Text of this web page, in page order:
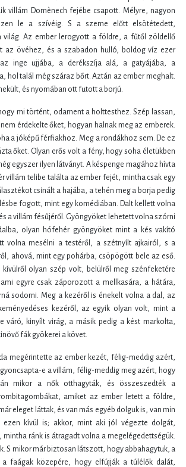
villám Domènech fejébe csapott. Mélyre, nagyon
le a szívéig. S a szeme előtt elsötétedett,
világ. Az ember lerogyott a földre, a fűtől zöldellő
az övéhez, és a szabadon hulló, boldog víz ezer
inge ujjába, a derékszíja alá, a gatyájába, a
hol talál még száraz bőrt. Aztán az ember meghalt.
és nyomában ott futott a borjú.
mi történt, odament a holttesthez. Szép lassan,
érdekelte őket, hogyan halnak meg az emberek.
a jóképű férfiakhoz. Meg a rondákhoz sem. De ez
őket. Olyan erős volt a fény, hogy soha életükben
egyszer ilyen látványt. A késpenge magához hívta
villám telibe találta az ember fejét, mintha csak egy
csinált a hajába, a tehén meg a borja pedig
fogott, mint egy komédiában. Dalt kellett volna
a villám fésűjéről. Gyöngyöket lehetett volna szórni
olyan hófehér gyöngyöket mint a kés vakító
volna mesélni a testéről, a szétnyílt ajkairól, s a
ahová, mint egy pohárba, csöpögött bele az eső.
olyan szép volt, belülről meg szénfeketére
egyre csak záporozott a mellkasára, a hátára,
sodorni. Meg a kezéről is énekelt volna a dal, az
kezéről, az egyik olyan volt, mint a
váró, kinyílt virág, a másik pedig a kést markolta,
fák gyökerei a követ.
megérintette az ember kezét, félig-meddig azért,
e a villám, félig-meddig meg azért, hogy
mikor a nők otthagyták, és összeszedték a
amiket az ember letett a földre,
eleget láttak, és van más egyéb dolguk is, van min
ezen kívül is; akkor, mint aki jól végezte dolgát,
mintha ránk is átragadt volna a megelégedettségük.
S mikor már biztosan látszott, hogy abbahagytuk, a
a faágak közepére, hogy elfújják a túlélők dalát,